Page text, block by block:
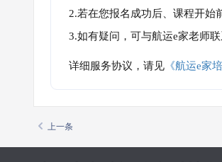
2.若在您报名成功后、课程开始
3.如有疑问，可与航运e家老师
详细服务协议，请见 《航运e家
上一条